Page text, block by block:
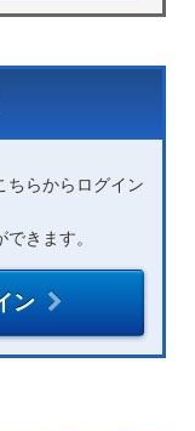
ちらからログイン
きます。
ン